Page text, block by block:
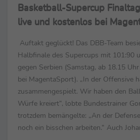
Basketball-Supercup
live und kostenlos bei
Auftakt geglückt! Das DBB-Team
Halbfinale des Supercups mit 101:90
gegen Serbien (Samstag, ab 18.15
bei MagentaSport). „In der Offensive
zusammengespielt. Wir haben den
Würfe kreiert“, lobte Bundestrainer
trotzdem bemängelte: „An der
noch ein bisschen arbeiten.“ Auch